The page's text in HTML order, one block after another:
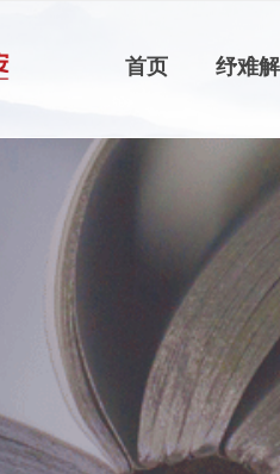
首页 纾难